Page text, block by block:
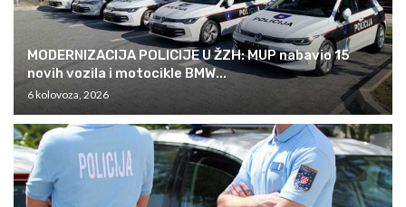
MODERNIZACIJA POLICIJE U ŽZH: MUP nabavio 15
novih vozila i motocikle BMW...
6 kolovoza, 2026